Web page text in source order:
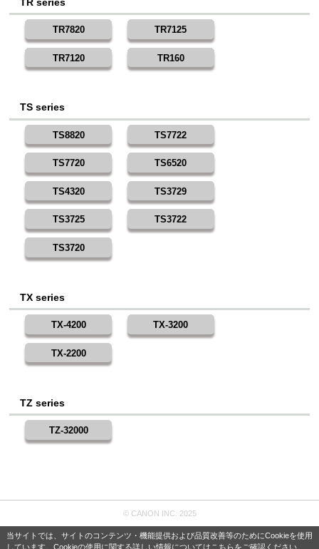
当サイトでは、サイトのコンテンツ・機能提供および品質改善等のためにCookieを使用
しています。Cookieの使用に関する詳しい情報については こちらをご確認ください。
TR7820 TR7125
TR7120 TR160
TS series
TS8820 TS7722
TS7720 TS6520
TS4320 TS3729
TS3725 TS3722
TS3720
TX series
TX-4200 TX-3200
TX-2200
TZ series
TZ-32000
© CANON INC. 2025